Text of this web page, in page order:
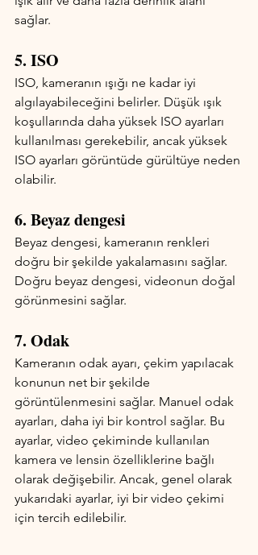
sağlar.
5. ISO
ISO, kameranın ışığı ne kadar iyi
algılayabileceğini belirler. Düşük ışık
koşullarında daha yüksek ISO ayarları
kullanılması gerekebilir, ancak yüksek
ISO ayarları görüntüde gürültüye neden
olabilir.
6. Beyaz dengesi
Beyaz dengesi, kameranın renkleri
doğru bir şekilde yakalamasını sağlar.
Doğru beyaz dengesi, videonun doğal
görünmesini sağlar.
7. Odak
Kameranın odak ayarı, çekim yapılacak
konunun net bir şekilde
görüntülenmesini sağlar. Manuel odak
ayarları, daha iyi bir kontrol sağlar. Bu
ayarlar, video çekiminde kullanılan
kamera ve lensin özelliklerine bağlı
olarak değişebilir. Ancak, genel olarak
yukarıdaki ayarlar, iyi bir video çekimi
için tercih edilebilir.